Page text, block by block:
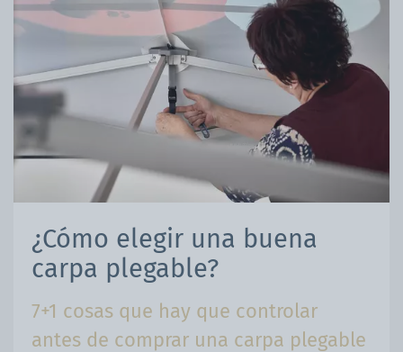
¿Cómo elegir una buena
carpa plegable?
7+1 cosas que hay que controlar
antes de comprar una carpa plegable